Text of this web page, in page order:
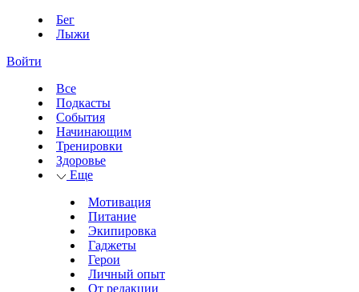
Бег
Лыжи
Войти
Все
Подкасты
События
Начинающим
Тренировки
Здоровье
Еще
Мотивация
Питание
Экипировка
Гаджеты
Герои
Личный опыт
От редакции